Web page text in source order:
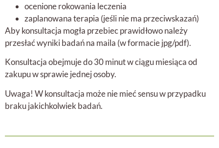
ocenione rokowania leczenia
zaplanowana terapia (jeśli nie ma przeciwskazań)
Aby konsultacja mogła przebiec prawidłowo należy
przesłać wyniki badań na maila (w formacie jpg/pdf).
Konsultacja obejmuje do 30 minut w ciągu miesiąca od
zakupu w sprawie jednej osoby.
Uwaga! W konsultacja może nie mieć sensu w przypadku
braku jakichkolwiek badań.